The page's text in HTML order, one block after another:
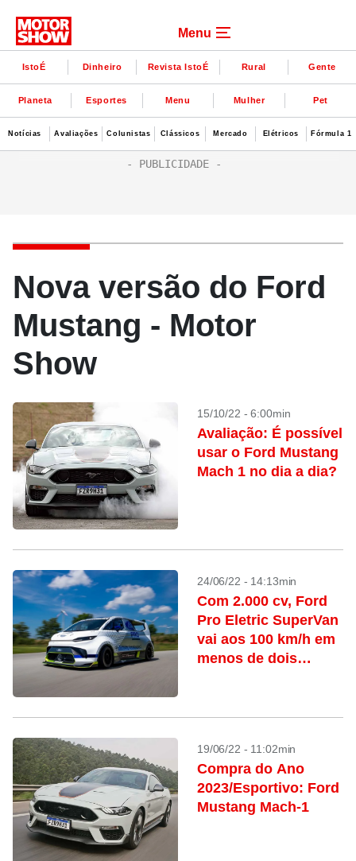
Menu
IstoÉ Dinheiro Revista IstoÉ Rural Gente
Planeta Esportes Menu Mulher Pet
Notícias Avaliações Colunistas Clássicos Mercado Elétricos Fórmula 1
Nova versão do Ford
Mustang - Motor
Show
15/10/22 - 6:00min
Avaliação: É possível
usar o Ford Mustang
Mach 1 no dia a dia?
24/06/22 - 14:13min
Com 2.000 cv, Ford
Pro Eletric SuperVan
vai aos 100 km/h em
menos de dois
19/06/22 - 11:02min
Compra do Ano
2023/Esportivo: Ford
Mustang Mach-1